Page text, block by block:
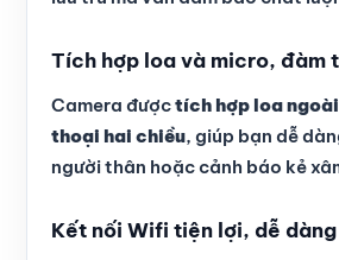
Tích hợp loa và micro, đàm
Camera đượctích hợp loa
thoại hai chiều, giúp bạn dễ
người thân hoặc cảnh báo kẻ
Kết nối Wifi tiện lợi, dễ